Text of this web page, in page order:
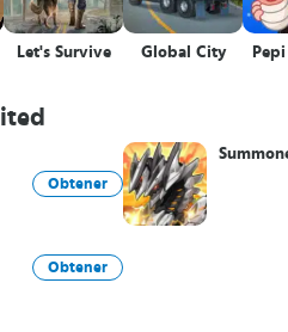
Let's Survive Global City
Obtener
Obtener